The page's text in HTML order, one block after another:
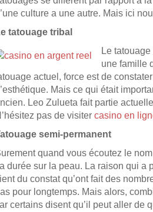
culture a une autre. Mais ici
tatouage tribal
Le
une famille
actuel, force est de
Mais ce qui était
Leo Zulueta fait partie
pas de visiter casino en
semi-permanent
quand vous écoutez le
durée sur la peau. La raison qui a
du constat qu’ont fait des
pour longtemps. Mais alors,
certains disent qu’il peut aller de